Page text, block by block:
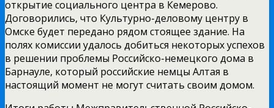
открытие социального центра в Кемерово.
Договорились, что Культурно-деловому центру в
Омске будет передано рядом стоящее здание. На
полях комиссии удалось добиться некоторых успехов
в решении проблемы Российско-немецкого дома в
Барнауле, который российские немцы Алтая в
настоящий момент не могут считать своим домом.